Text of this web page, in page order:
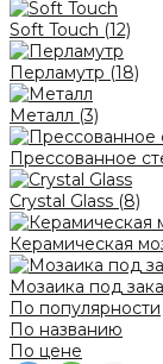
Soft Touch (12)
Перламутр (18)
Металл (3)
Прессованное
Crystal Glass (8)
Керамическая
Мозаика под
По популярности
По названию
По цене